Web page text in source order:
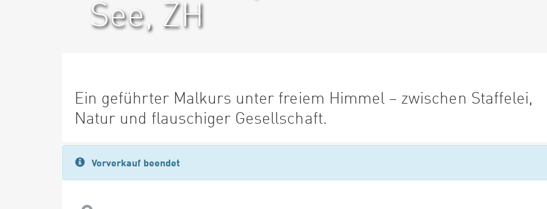
See, ZH
Ein geführter Malkurs unter freiem Himmel – zwischen Staffelei,
Natur und flauschiger Gesellschaft.
Vorverkauf beendet